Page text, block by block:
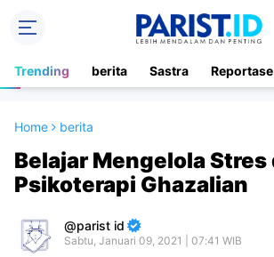
Trending berita Sastra Reportase
Home berita
Belajar Mengelola Stres
Psikoterapi Ghazalian
parist id
Sabtu, Januari 09, 2021 | 07:41 WIB